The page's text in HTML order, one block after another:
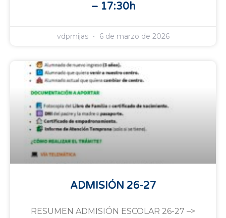
– 17:30h
vdpmijas 6 de marzo de 2026
ADMISIÓN 26-27
RESUMEN ADMISIÓN ESCOLAR 26-27 –>